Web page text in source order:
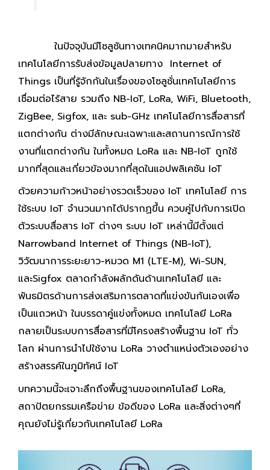
ในปัจจุบันมีโซลูชันทางเทคนิคมากมายสำหรับ
เทคโนโลยีการรับส่งข้อมูลปลายทาง Internet of
Things เป็นที่รู้จักกันในเรื่องของโซลูชั่นเทคโนโลยีการ
เชื่อมต่อไร้สาย รวมถึง NB-IoT, LoRa, WiFi, Bluetooth,
ZigBee, Sigfox, และ sub-GHz เทคโนโลยีการสื่อสารที่
แตกต่างกัน ต่างมีลักษณะเฉพาะและสถานการณ์การใช้
งานที่แตกต่างกัน ในทั้งหมด LoRa และ NB-IoT ถูกใช้
มากที่สุดและเกี่ยวข้องมากที่สุดในแอปพลิเคชัน IoT
ด้วยความก้าวหน้าอย่างรวดเร็วของ IoT เทคโนโลยี การ
ใช้ระบบ IoT จำนวนมากได้ปรากฏขึ้น ควบคู่ไปกับการเปิด
ตัวระบบสื่อสาร IoT ต่างๆ ระบบ IoT เหล่านี้มีตั้งแต่
Narrowband Internet of Things (NB-IoT),
วิวัฒนาการระยะยาว-หมวด M1 (LTE-M), Wi-SUN,
และSigfox ตลาดกำลังผลักดันด้านเทคโนโลยี และ
พันธมิตรด้านการส่งเสริมการตลาดที่แข่งขันกันเองเพื่อ
เป็นแถวหน้า ในบรรดาคู่แข่งทั้งหมด เทคโนโลยี LoRa
กลายเป็นระบบการสื่อสารที่มีโครงสร้างพื้นฐาน IoT ทั่ว
โลก ผ่านการนำไปใช้งาน LoRa วางตำแหน่งตัวเองอย่าง
สร้างสรรค์ในภูมิทัศน์ IoT
บทความนี้จะเจาะลึกถึงพื้นฐานของเทคโนโลยี LoRa,
สถาปัตยกรรมเครือข่าย ข้อดีของ LoRa และสิ่งต่างๆที่
คุณยังไม่รู้เกี่ยวกับเทคโนโลยี LoRa